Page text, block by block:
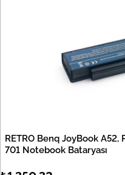
RETRO Benq JoyBook A52,
701 Notebook Bataryası